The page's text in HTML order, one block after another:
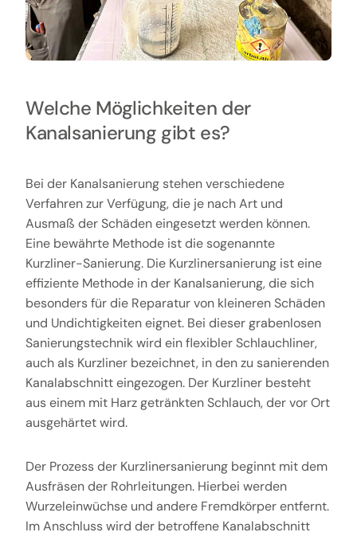
Welche Möglichkeiten der
Kanalsanierung gibt es?
Bei der Kanalsanierung stehen verschiedene
Verfahren zur Verfügung, die je nach Art und
Ausmaß der Schäden eingesetzt werden können.
Eine bewährte Methode ist die sogenannte
Kurzliner-Sanierung. Die Kurzlinersanierung ist eine
effiziente Methode in der Kanalsanierung, die sich
besonders für die Reparatur von kleineren Schäden
und Undichtigkeiten eignet. Bei dieser grabenlosen
Sanierungstechnik wird ein flexibler Schlauchliner,
auch als Kurzliner bezeichnet, in den zu sanierenden
Kanalabschnitt eingezogen. Der Kurzliner besteht
aus einem mit Harz getränkten Schlauch, der vor Ort
ausgehärtet wird.
Der Prozess der Kurzlinersanierung beginnt mit dem
Ausfräsen der Rohrleitungen. Hierbei werden
Wurzeleinwüchse und andere Fremdkörper entfernt.
Im Anschluss wird der betroffene Kanalabschnitt